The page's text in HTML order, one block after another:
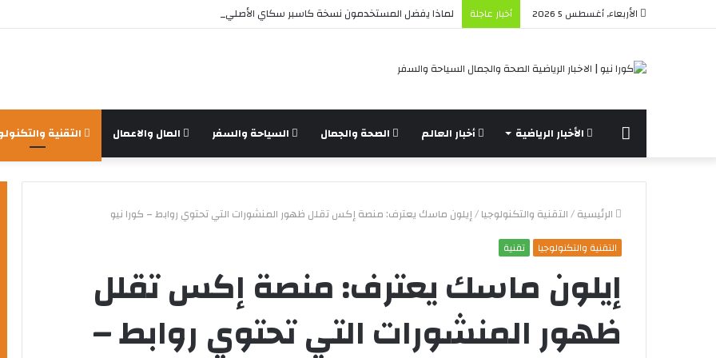
الأربعاء, أغسطس 5 2026 أخبار عاجلة لماذا يفضل المستخدمون نسخة كاسبر سكاي الأصلي؟
الرئيسة الأخبار الرياضية أخبار العالم الصحة والجمال السياحة والسفر المال والاعمال التقنية
الرئيسية/التقنية والتكنولوجيا/إيلون ماسك يعترف: منصة إكس تقلل ظهور المنشورات التي تحتوي روابط – كورا نيو
التقنية والتكنولوجيا تقنية
إيلون ماسك يعترف: منصة إكس تقلل
ظهور المنشورات التي تحتوي روابط –